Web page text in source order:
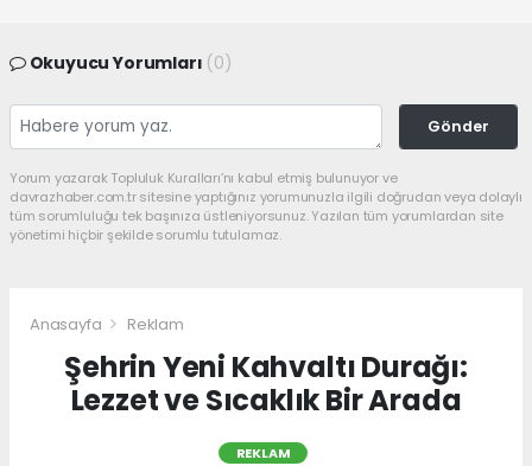
Okuyucu Yorumları (0)
Gönder
Yorum yazarak Topluluk Kuralları’nı kabul etmiş bulunuyor ve
davrazhaber.com.tr sitesine yaptığınız yorumunuzla ilgili doğrudan veya dolaylı
tüm sorumluluğu tek başınıza üstleniyorsunuz. Yazılan tüm yorumlardan site
yönetimi hiçbir şekilde sorumlu tutulamaz.
Anasayfa Reklam
Şehrin Yeni Kahvaltı Durağı:
Lezzet ve Sıcaklık Bir Arada
REKLAM